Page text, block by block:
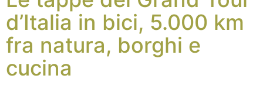
d’Italia in bici, 5.000 km
fra natura, borghi e
cucina